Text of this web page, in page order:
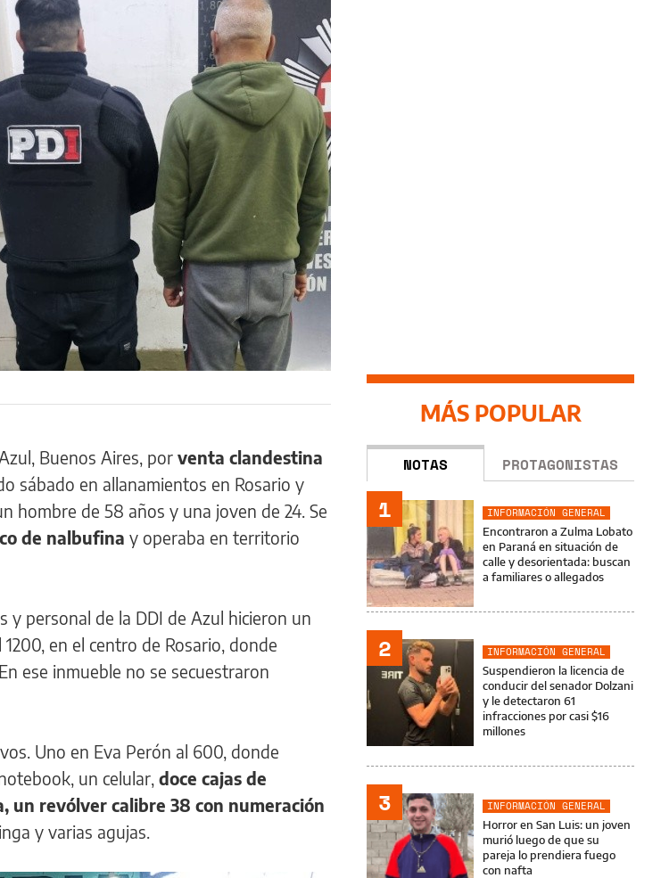
Buenos Aires, por venta clandestina
sábado en allanamientos en Rosario y
hombre de 58 años y una joven de 24. Se
de nalbufina y operaba en territorio
y personal de la DDI de Azul hicieron un
en el centro de Rosario, donde
ese inmueble no se secuestraron
Uno en Eva Perón al 600, donde
un celular, doce cajas de
un revólver calibre 38 con numeración
y varias agujas.
MÁS POPULAR
NOTAS PROTAGONISTAS
1
INFORMACIÓN GENERAL
Encontraron a Zulma Lobato
en Paraná en situación de
calle y desorientada: buscan
a familiares o allegados
2
INFORMACIÓN GENERAL
Suspendieron la licencia de
conducir del senador Dolzani
y le detectaron 61
infracciones por casi $16
millones
3
INFORMACIÓN GENERAL
Horror en San Luis: un joven
murió luego de que su
pareja lo prendiera fuego
con nafta